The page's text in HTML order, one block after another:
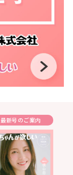
最新号のご案内